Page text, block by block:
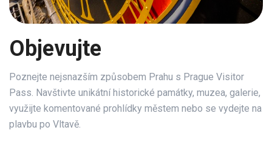
Objevujte
Poznejte nejsnazším způsobem Prahu s Prague Visitor
Pass. Navštivte unikátní historické památky, muzea, galerie,
využijte komentované prohlídky městem nebo se vydejte na
plavbu po Vltavě.